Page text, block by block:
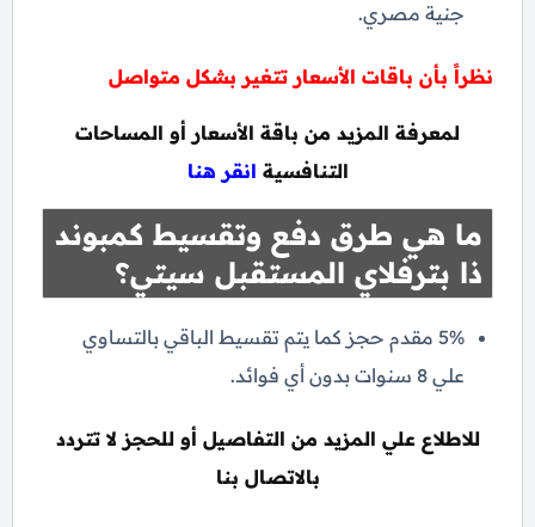
جنية مصري.
نظراً بأن باقات الأسعار تتغير بشكل متواصل
لمعرفة المزيد من باقة الأسعار أو المساحات
التنافسية انقر هنا
ما هي طرق دفع وتقسيط كمبوند
ذا بترفلاي المستقبل سيتي؟
5% مقدم حجز كما يتم تقسيط الباقي بالتساوي
علي 8 سنوات بدون أي فوائد.
للاطلاع علي المزيد من التفاصيل أو للحجز لا تتردد
بالاتصال بنا